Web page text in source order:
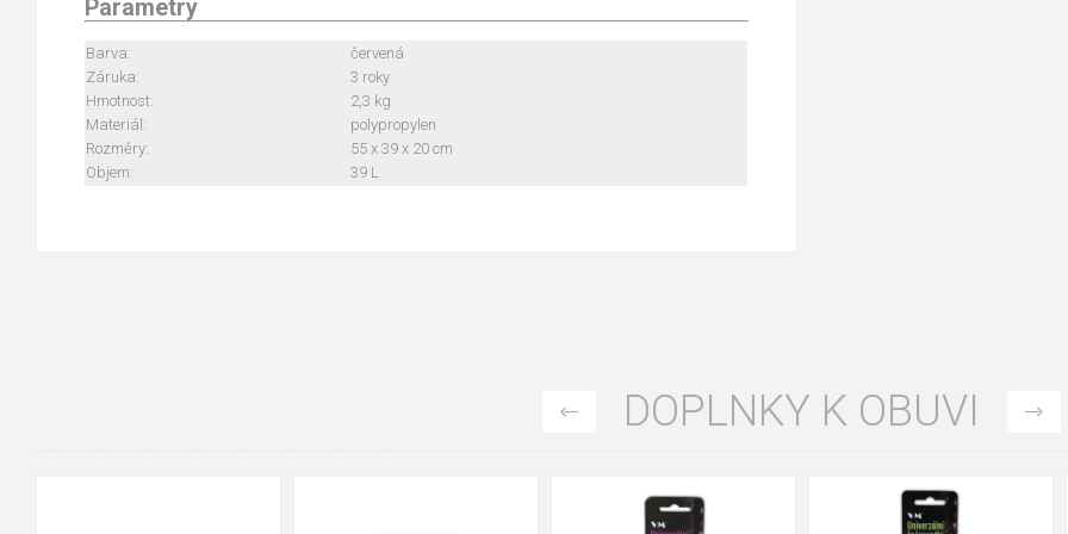
Parametry
Barva:
červená
Záruka:
3 roky
Hmotnost:
2,3 kg
Materiál:
polypropylen
Rozměry:
55 x 39 x 20 cm
Objem:
39 L
DOPLNKY K OBUVI
37 39
47